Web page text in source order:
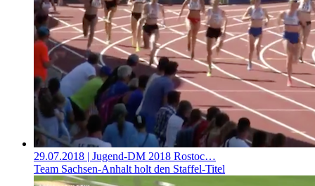
29.07.2018 | Jugend-DM 2018 Rostoc…
Team Sachsen-Anhalt holt den Staffel-Titel